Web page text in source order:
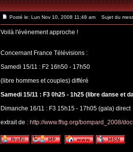
Posté le: Lun Nov 10, 2008 11:48 am Sujet du
Voilà l'évènement approche !
Concernant France Télévisions :
Samedi 15/11 : F2 16h50 - 17h50
(libre hommes et couples) différé
Samedi 15/11 : F3 0h25 - 1h25 (libre danse et
Dimanche 16/11 : F3 15h15 - 17h05 (gala) direct
extrait de : http://www.ffsg.org/bompard_2008/